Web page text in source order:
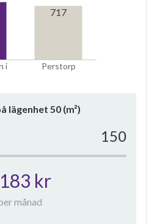
i
Perstorp
717
lägenhet 50 (m²)
150
kr
månad